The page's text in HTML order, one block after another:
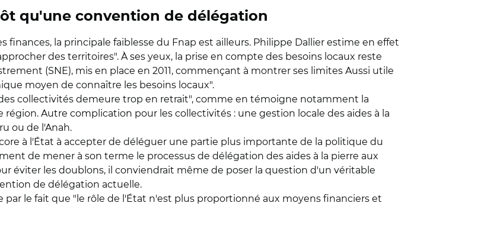
qu'une convention de délégation
finances, la principale faiblesse du Fnap est ailleurs. Philippe Dallier estime en effet
des territoires". À ses yeux, la prise en compte des besoins locaux reste
(SNE), mis en place en 2011, commençant à montrer ses limites Aussi utile
moyen de connaître les besoins locaux".
collectivités demeure trop en retrait", comme en témoigne notamment la
Autre complication pour les collectivités : une gestion locale des aides à la
ou de l'Anah.
à l'État à accepter de déléguer une partie plus importante de la politique du
de mener à son terme le processus de délégation des aides à la pierre aux
éviter les doublons, il conviendrait même de poser la question d'un véritable
de délégation actuelle.
le fait que "le rôle de l'État n'est plus proportionné aux moyens financiers et